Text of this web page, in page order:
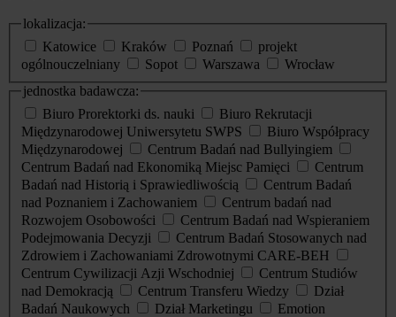
lokalizacja:
Katowice
Kraków Poznań
projekt
ogólnouczelniany
Sopot Warszawa
Wrocław
jednostka badawcza:
Biuro Prorektorki ds. nauki
Biuro Rekrutacji
Międzynarodowej Uniwersytetu SWPS
Biuro Współpracy
Międzynarodowej
Centrum Badań nad Bullyingiem
Centrum Badań nad Ekonomiką Miejsc Pamięci
Centrum
Badań nad Historią i Sprawiedliwością
Centrum Badań
nad Poznaniem i Zachowaniem
Centrum badań nad
Rozwojem Osobowości
Centrum Badań nad Wspieraniem
Podejmowania Decyzji
Centrum Badań Stosowanych nad
Zdrowiem i Zachowaniami Zdrowotnymi CARE-BEH
Centrum Cywilizacji Azji Wschodniej
Centrum Studiów
nad Demokracją
Centrum Transferu Wiedzy
Dział
Badań Naukowych
Dział Marketingu
Emotion